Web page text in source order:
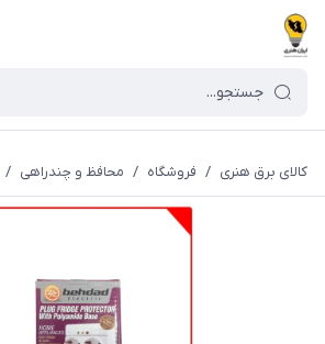
کالای برق هنری / فروشگاه / محافظ و چندراهی /